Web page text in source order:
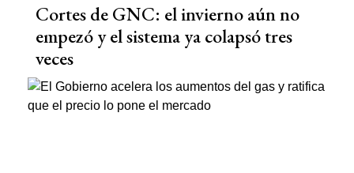
Cortes de GNC: el invierno aún no
empezó y el sistema ya colapsó tres
veces